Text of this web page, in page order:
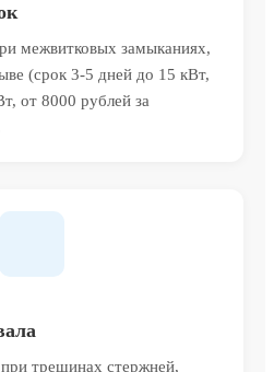
межвитковых замыканиях,
(срок 3-5 дней до 15 кВт,
от 8000 рублей за
трещинах стержней,